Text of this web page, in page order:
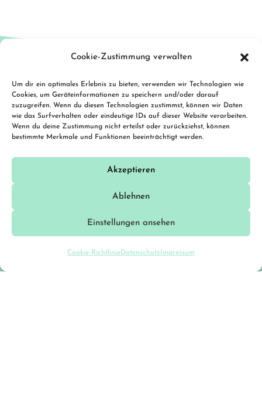
Cookie-Zustimmung verwalten
Um dir ein optimales Erlebnis zu bieten, verwenden wir Technologien wie
Cookies, um Geräteinformationen zu speichern und/oder darauf
zuzugreifen. Wenn du diesen Technologien zustimmst, können wir Daten
wie das Surfverhalten oder eindeutige IDs auf dieser Website verarbeiten.
Wenn du deine Zustimmung nicht erteilst oder zurückziehst, können
bestimmte Merkmale und Funktionen beeinträchtigt werden.
Akzeptieren
Ablehnen
Einstellungen ansehen
Cookie-RichtlinieDatenschutz Impressum